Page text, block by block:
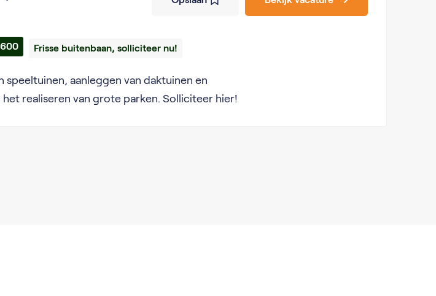
Frisse buitenbaan, solliciteer nu!
speeltuinen, aanleggen van daktuinen en
het realiseren van grote parken. Solliciteer hier!